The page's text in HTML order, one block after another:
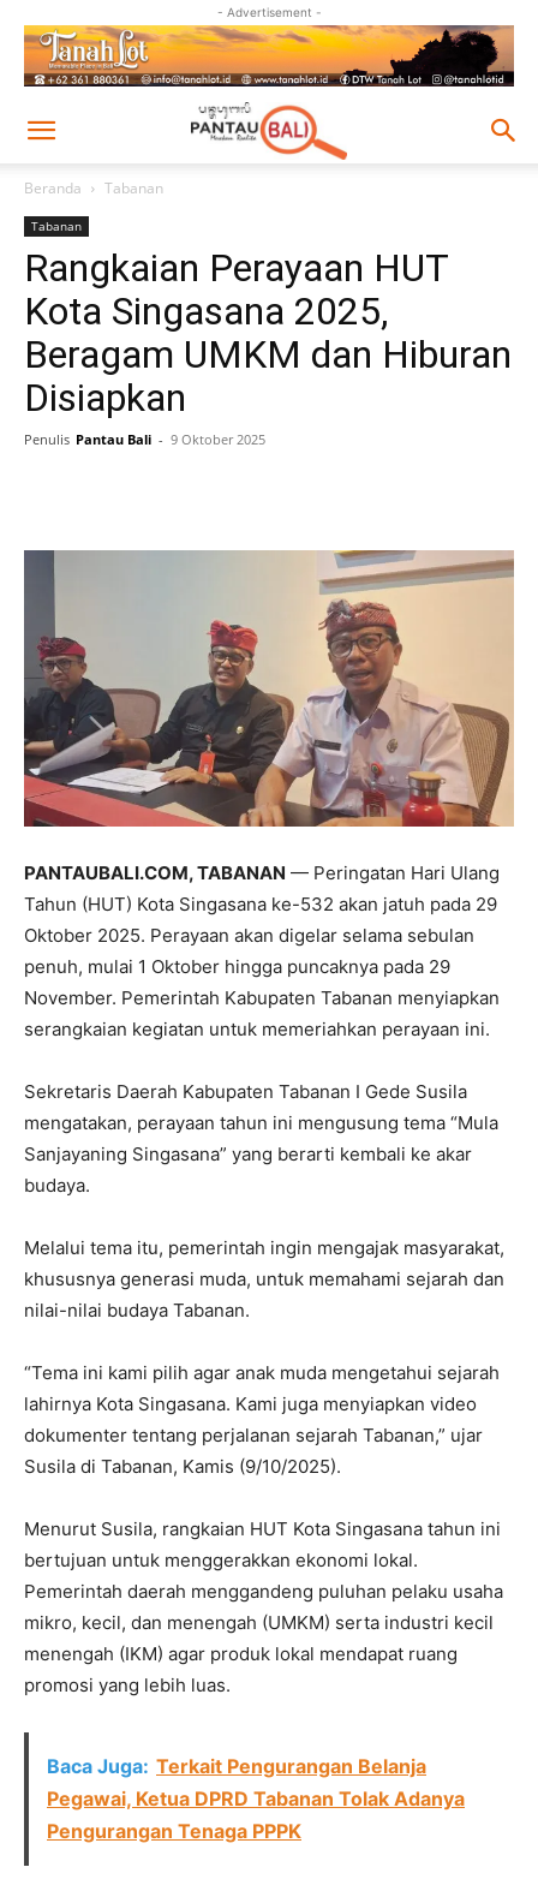
- Advertisement -
Beranda Tabanan
Tabanan
Rangkaian Perayaan HUT
Kota Singasana 2025,
Beragam UMKM dan Hiburan
Disiapkan
Penulis Pantau Bali - 9 Oktober 2025
PANTAUBALI.COM, TABANAN — Peringatan Hari Ulang
Tahun (HUT) Kota Singasana ke-532 akan jatuh pada 29
Oktober 2025. Perayaan akan digelar selama sebulan
penuh, mulai 1 Oktober hingga puncaknya pada 29
November. Pemerintah Kabupaten Tabanan menyiapkan
serangkaian kegiatan untuk memeriahkan perayaan ini.
Sekretaris Daerah Kabupaten Tabanan I Gede Susila
mengatakan, perayaan tahun ini mengusung tema “Mula
Sanjayaning Singasana” yang berarti kembali ke akar
budaya.
Melalui tema itu, pemerintah ingin mengajak masyarakat,
khususnya generasi muda, untuk memahami sejarah dan
nilai-nilai budaya Tabanan.
“Tema ini kami pilih agar anak muda mengetahui sejarah
lahirnya Kota Singasana. Kami juga menyiapkan video
dokumenter tentang perjalanan sejarah Tabanan,” ujar
Susila di Tabanan, Kamis (9/10/2025).
Menurut Susila, rangkaian HUT Kota Singasana tahun ini
bertujuan untuk menggerakkan ekonomi lokal.
Pemerintah daerah menggandeng puluhan pelaku usaha
mikro, kecil, dan menengah (UMKM) serta industri kecil
menengah (IKM) agar produk lokal mendapat ruang
promosi yang lebih luas.
Baca Juga: Terkait Pengurangan Belanja
Pegawai, Ketua DPRD Tabanan Tolak Adanya
Pengurangan Tenaga PPPK